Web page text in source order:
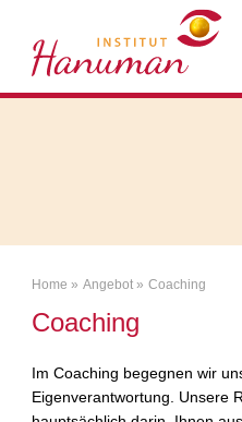
Home Angebot Coaching
Coaching
Im Coaching begegnen wir
Eigenverantwortung. Unsere